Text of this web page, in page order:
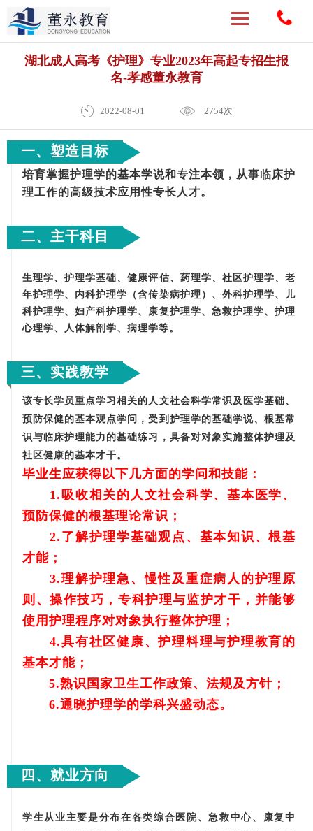
湖北成人高考《护理》专业2023年高起专招生报
名-孝感董永教育
2022-08-01 2754次
一、塑造目标
培育掌握护理学的基本学说和专注本领，从事临床护
理工作的高级技术应用性专长人才。
二、主干科目
生理学、护理学基础、健康评估、药理学、社区护理学、老
年护理学、内科护理学（含传染病护理）、外科护理学、儿
科护理学、妇产科护理学、康复护理学、急救护理学、护理
心理学、人体解剖学、病理学等。
三、 实践教学
该专长学员重点学习相关的人文社会科学常识及医学基础、
预防保健的基本观点学问，受到护理学的基础学说、根基常
识与临床护理能力的基础练习，具备对对象实施整体护理及
社区健康的基本才干。
毕业生应获得以下几方面的学问和技能：
1.吸收相关的人文社会科学、基本医学、
预防保健的根基理论常识；
2.了解护理学基础观点、基本知识、根基
才能；
3.理解护理急、慢性及重症病人的护理原
则、操作技巧，专科护理与监护才干，并能够
使用护理程序对对象执行整体护理；
4.具有社区健康、护理料理与护理教育的
基本才能；
5.熟识国家卫生工作政策、法规及方针；
6.通晓护理学的学科兴盛动态。
四、就业方向
学生从业主要是分布在各类综合医院、急救中心、康复中